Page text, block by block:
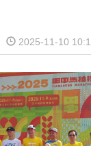
2025-11-10